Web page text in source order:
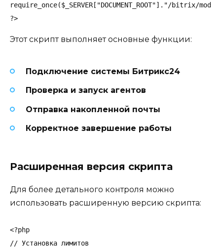
require_once($_SERVER["DOCUMENT_ROOT"]."/bitrix/
?>
Этот скрипт выполняет основные функции:
Подключение системы Битрикс24
Проверка и запуск агентов
Отправка накопленной почты
Корректное завершение работы
Расширенная версия скрипта
Для более детального контроля можно
использовать расширенную версию скрипта:
<?php
// Установка лимитов